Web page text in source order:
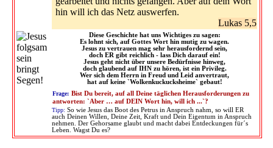
hin will ich das Netz auswerfen.
Lukas 5,5
Diese Geschichte hat uns Wichtiges zu sagen:
Es lohnt sich, auf Gottes Wort hin mutig zu wagen.
Jesus zu vertrauen mag sehr herausfordernd sein,
doch ER gibt reichlich - lass Dich darauf ein!
Jesus geht nicht über unsere Bedürfnisse hinweg,
doch glaubend auf IHN zu hören, ist ein Privileg.
Wer sich dem Herrn in Freud und Leid anvertraut,
hat auf keine `Wolkenkuckucksheime` gebaut!
Frage: Bist Du bereit, auf all Deine täglichen Herausforderungen zu
antworten: `Aber … auf DEIN Wort hin, will ich ...`?
Tipp: So wie Jesus das Boot des Petrus in Anspruch nahm, so will ER
auch Deinen Willen, Deine Zeit, Kraft und Dein Eigentum in Anspruch
nehmen. Der Gehorsame glaubt und macht dabei Entdeckungen für´s
Leben. Wagst Du es?